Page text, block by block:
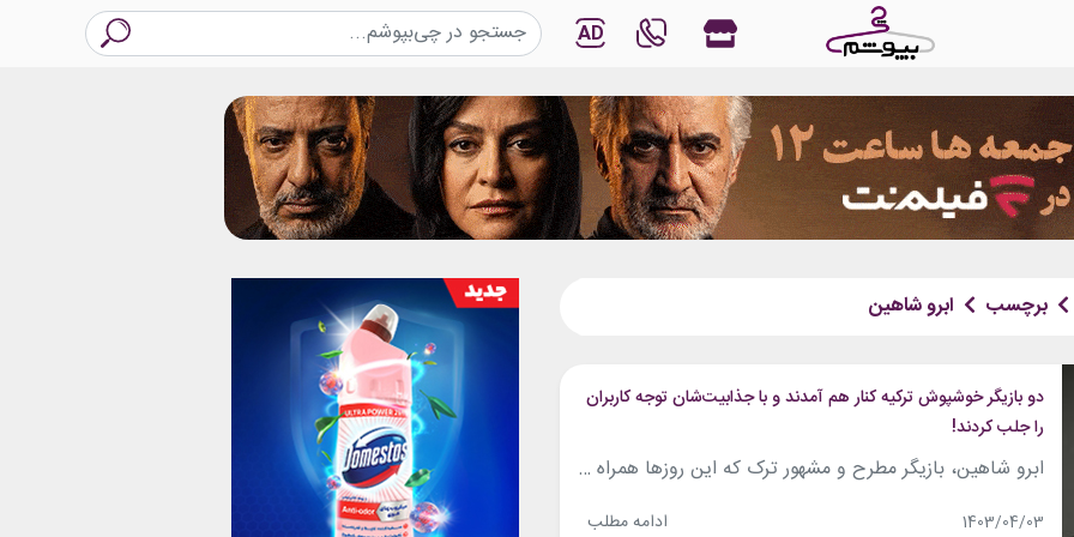
AD
برچسب ابرو شاهین
دو بازیگر خوشپوش ترکیه کنار هم آمدند و با جذابیت‌شان توجه کاربران
را جلب کردند!
ابرو شاهین، بازیگر مطرح و مشهور ترک که این روزها همراه با همسر و تعدادی از دوستانش به مراکش سفر کرده‌است، تصویری را همراه با مورات ییلدریم در این کشور منتشر کرد. ایمان البانی، همسر مورات ییلدریم و اهل کشور مراکش است. ابرو در عکس جدیدش با پیراهنی پر رنگ و نقش و خنک که...
1403/04/03 ادامه مطلب